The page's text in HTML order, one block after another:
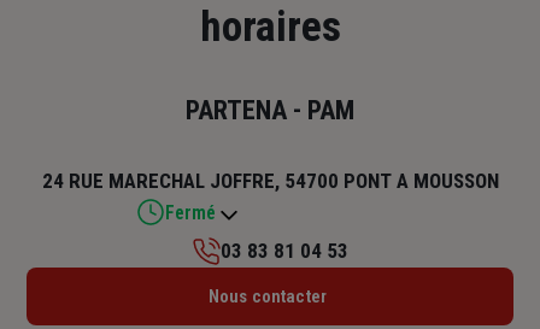
horaires
PARTENA - PAM
24 RUE MARECHAL JOFFRE, 54700 PONT A MOUSSON
Fermé
Lundi : Fermé
03 83 81 04 53
Nous contacter